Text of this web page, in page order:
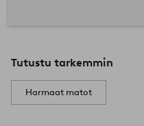
Tutustu tarkemmin
Harmaat matot